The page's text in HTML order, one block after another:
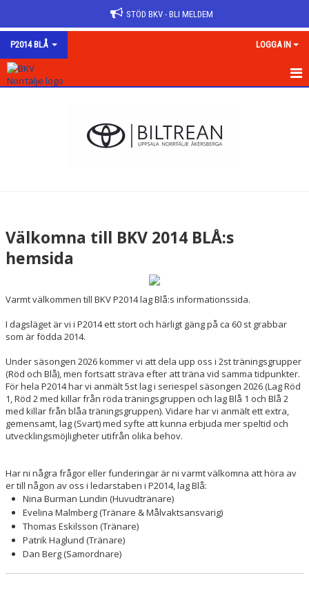
STÖD BKV - BLI MELDEM
P2014 BLÅ LOGGA IN
BILDGALLERI
Välkomna till BKV 2014 BLÅ:s
hemsida
Varmt välkommen till BKV P2014 lag Blå:s informationssida.
I dagsläget är vi i P2014 ett stort och härligt gäng på ca 60 st grabbar
som är födda 2014.
Under säsongen 2026 kommer vi att dela upp oss i 2st träningsgrupper
(Röd och Blå), men fortsatt sträva efter att träna vid samma tidpunkter.
För hela P2014 har vi anmält 5st lag i seriespel säsongen 2026 (Lag Röd
1, Röd 2 med killar från röda träningsgruppen och lag Blå 1 och Blå 2
med killar från blåa träningsgruppen). Vidare har vi anmält ett extra,
gemensamt, lag (Svart) med syfte att kunna erbjuda mer speltid och
utvecklingsmöjligheter utifrån olika behov.
Har ni några frågor eller funderingar är ni varmt välkomna att höra av
er till någon av oss i ledarstaben i P2014, lag Blå:
Nina Burman Lundin (Huvudtränare)
Evelina Malmberg (Tränare & Målvaktsansvarig)
Thomas Eskilsson (Tränare)
Patrik Haglund (Tränare)
Dan Berg (Samordnare)